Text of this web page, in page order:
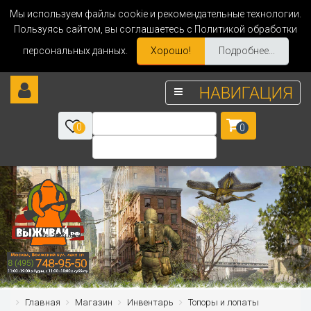
Мы используем файлы cookie и рекомендательные технологии.
Пользуясь сайтом, вы соглашаетесь с Политикой обработки
персональных данных.
Хорошо! Подробнее...
НАВИГАЦИЯ
0 0
Главная Магазин Инвентарь Топоры и лопаты